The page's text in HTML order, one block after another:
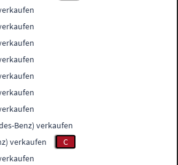
Benz) verkaufen
verkaufen
C